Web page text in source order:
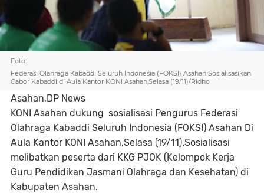
Foto:
Federasi Olahraga Kabaddi Seluruh Indonesia (FOKSI) Asahan Sosialisasikan
Cabor Kabaddi di Aula Kantor KONI Asahan,Selasa (19/11)/Ridho
Asahan,DP News
KONI Asahan dukung sosialisasi Pengurus Federasi
Olahraga Kabaddi Seluruh Indonesia (FOKSI) Asahan Di
Aula Kantor KONI Asahan,Selasa (19/11).Sosialisasi
melibatkan peserta dari KKG PJOK (Kelompok Kerja
Guru Pendidikan Jasmani Olahraga dan Kesehatan) di
Kabupaten Asahan.